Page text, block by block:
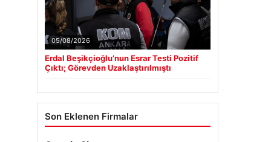
05/08/2026
Erdal Beşikçioğlu’nun Esrar Testi Pozitif
Çıktı; Görevden Uzaklaştırılmıştı
Son Eklenen Firmalar